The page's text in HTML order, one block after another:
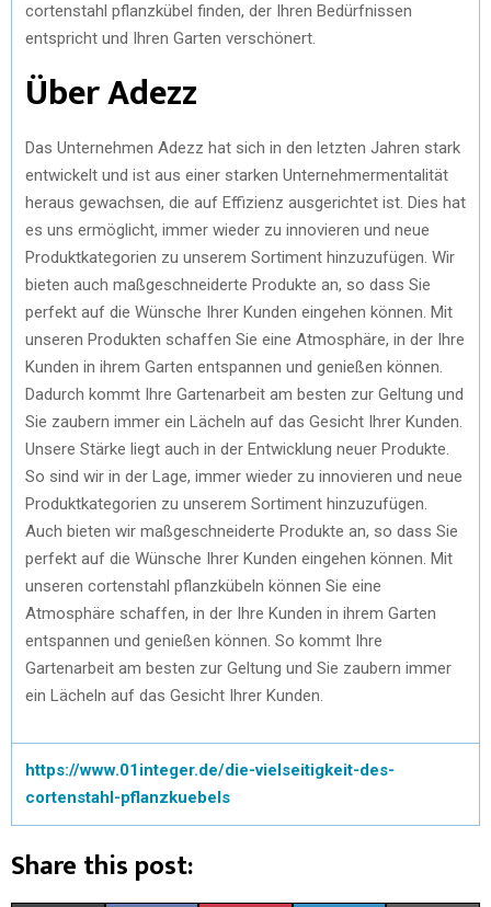
cortenstahl pflanzkübel finden, der Ihren Bedürfnissen
entspricht und Ihren Garten verschönert.
Über Adezz
Das Unternehmen Adezz hat sich in den letzten Jahren stark
entwickelt und ist aus einer starken Unternehmermentalität
heraus gewachsen, die auf Effizienz ausgerichtet ist. Dies hat
es uns ermöglicht, immer wieder zu innovieren und neue
Produktkategorien zu unserem Sortiment hinzuzufügen. Wir
bieten auch maßgeschneiderte Produkte an, so dass Sie
perfekt auf die Wünsche Ihrer Kunden eingehen können. Mit
unseren Produkten schaffen Sie eine Atmosphäre, in der Ihre
Kunden in ihrem Garten entspannen und genießen können.
Dadurch kommt Ihre Gartenarbeit am besten zur Geltung und
Sie zaubern immer ein Lächeln auf das Gesicht Ihrer Kunden.
Unsere Stärke liegt auch in der Entwicklung neuer Produkte.
So sind wir in der Lage, immer wieder zu innovieren und neue
Produktkategorien zu unserem Sortiment hinzuzufügen.
Auch bieten wir maßgeschneiderte Produkte an, so dass Sie
perfekt auf die Wünsche Ihrer Kunden eingehen können. Mit
unseren cortenstahl pflanzkübeln können Sie eine
Atmosphäre schaffen, in der Ihre Kunden in ihrem Garten
entspannen und genießen können. So kommt Ihre
Gartenarbeit am besten zur Geltung und Sie zaubern immer
ein Lächeln auf das Gesicht Ihrer Kunden.
https://www.01integer.de/die-vielseitigkeit-des-
cortenstahl-pflanzkuebels
Share this post: